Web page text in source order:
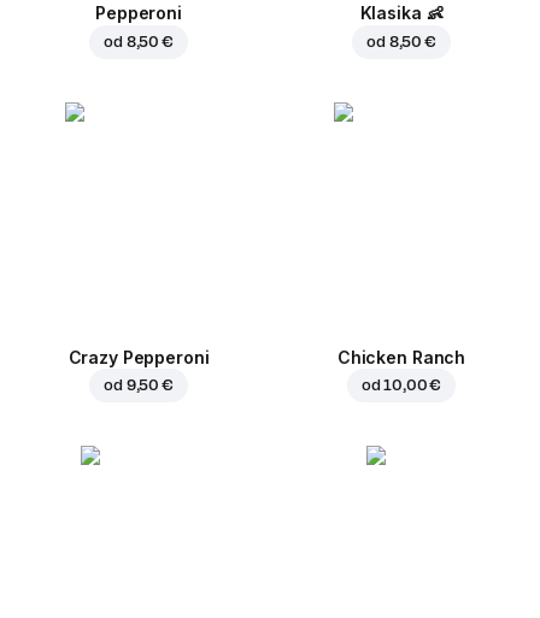
Pepperoni
od 8,50 €
Klasika 👶
od 8,50 €
Crazy Pepperoni
od 9,50 €
Chicken Ranch
od10,00 €